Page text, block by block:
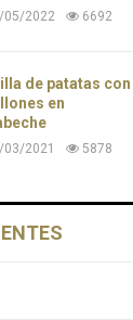
05/2022 6692
de patatas con
en
03/2021 5878